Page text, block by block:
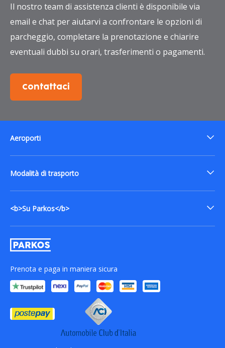
Il nostro team di assistenza clienti è disponibile via
email e chat per aiutarvi a confrontare le opzioni di
parcheggio, completare la prenotazione e chiarire
eventuali dubbi su orari, trasferimenti o pagamenti.
Contattaci
Prenota e paga in maniera sicura
Aeroporti
Modalità di trasporto
<b>Su Parkos</b>